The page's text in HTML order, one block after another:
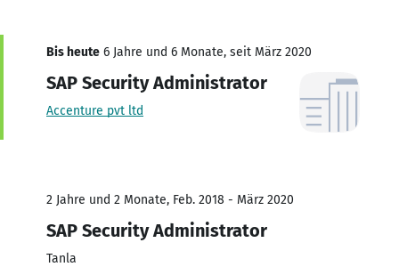
Bis heute 6 Jahre und 6 Monate, seit März 2020
SAP Security Administrator
Accenture pvt ltd
2 Jahre und 2 Monate, Feb. 2018 - März 2020
SAP Security Administrator
Tanla